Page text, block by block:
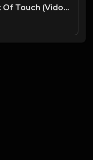
XaiverDavy - Out Of Touch (Vidojean X Oliver Loenn Afro House Remix)